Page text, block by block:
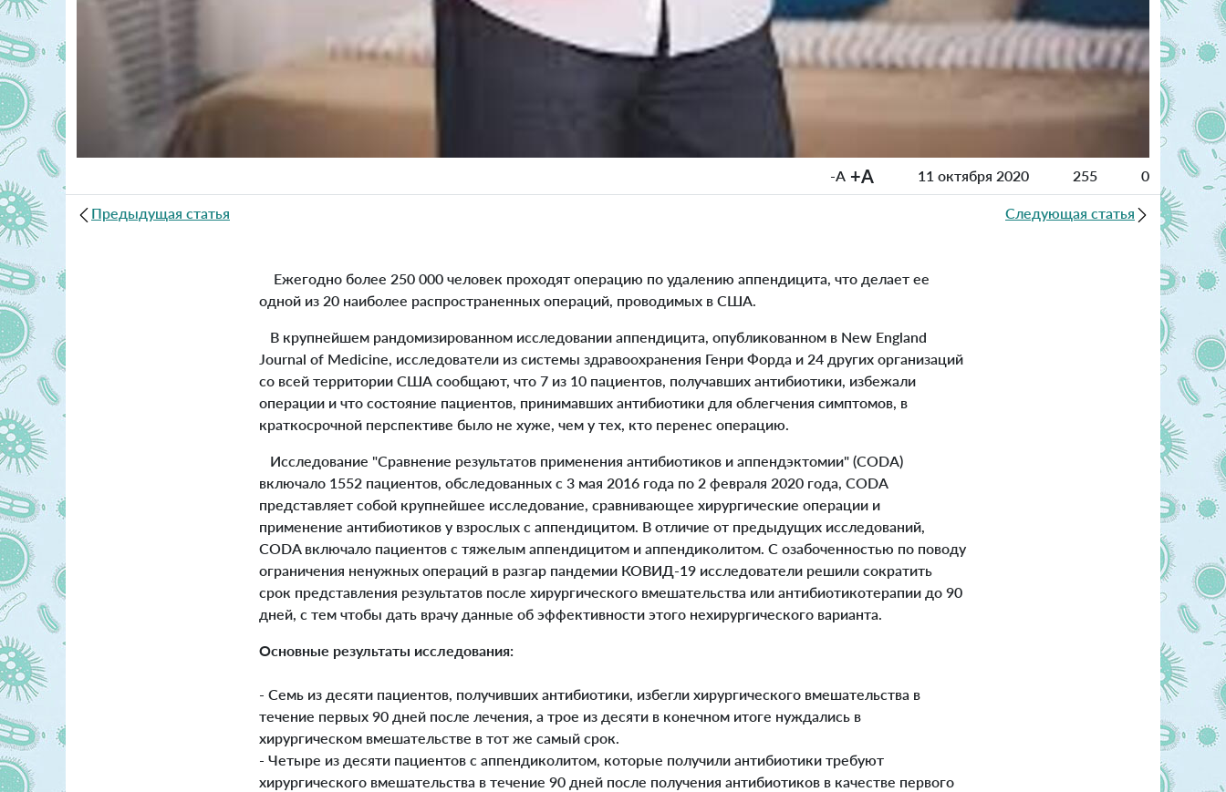
-A +A 11 октября 2020 255 0
Предыдущая статья Следующая статья
Ежегодно более 250 000 человек проходят операцию по удалению аппендицита, что делает ее
одной из 20 наиболее распространенных операций, проводимых в США.
В крупнейшем рандомизированном исследовании аппендицита, опубликованном в New England
Journal of Medicine, исследователи из системы здравоохранения Генри Форда и 24 других организаций
со всей территории США сообщают, что 7 из 10 пациентов, получавших антибиотики, избежали
операции и что состояние пациентов, принимавших антибиотики для облегчения симптомов, в
краткосрочной перспективе было не хуже, чем у тех, кто перенес операцию.
Исследование "Сравнение результатов применения антибиотиков и аппендэктомии" (CODA)
включало 1552 пациентов, обследованных с 3 мая 2016 года по 2 февраля 2020 года, CODA
представляет собой крупнейшее исследование, сравнивающее хирургические операции и
применение антибиотиков у взрослых с аппендицитом. В отличие от предыдущих исследований,
CODA включало пациентов с тяжелым аппендицитом и аппендиколитом. С озабоченностью по поводу
ограничения ненужных операций в разгар пандемии КОВИД-19 исследователи решили сократить
срок представления результатов после хирургического вмешательства или антибиотикотерапии до 90
дней, с тем чтобы дать врачу данные об эффективности этого нехирургического варианта.
Основные результаты исследования:
- Семь из десяти пациентов, получивших антибиотики, избегли хирургического вмешательства в
течение первых 90 дней после лечения, а трое из десяти в конечном итоге нуждались в
хирургическом вмешательстве в тот же самый срок.
- Четыре из десяти пациентов с аппендиколитом, которые получили антибиотики требуют
хирургического вмешательства в течение 90 дней после получения антибиотиков в качестве первого